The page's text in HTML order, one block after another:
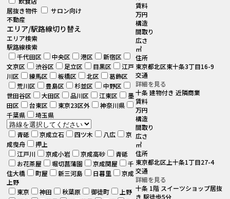
居抜き物件
サロン向け
不動産
エリア/駅路線切り替え
エリア検索
駅路線検索
千代田区
中央区 港区
新宿区
文京区
渋谷区 足立区 目黒区
江戸
川区
練馬区 板橋区 北区
葛飾区
荒川区
豊島区 杉並区
中野区
世田谷区
大田区 品川区 江東区
墨
田区
台東区 東京23区外
神奈川県
千葉県
埼玉県
青砥 京成立石 四ツ木 八広
京
成曳舟
押上
江戸川
京成小岩 京成高砂
青砥
お花茶屋
堀切菖蒲園 京成関屋
千
住大橋
町屋 新三河島 日暮里
京成
上野
東京
神田 秋葉原 御徒町
上野
賃料
万円
構造
間取り
広さ
㎡
住所
東京都北区東十条3丁目16-9
交通
詳細を見る
十条 建物付き 近隣商業
賃料
万円
構造
間取り
広さ
㎡
住所
東京都北区上十条1丁目27-4
交通
詳細を見る
十条 1階 スイーツショップ居抜
き 駅徒歩5分